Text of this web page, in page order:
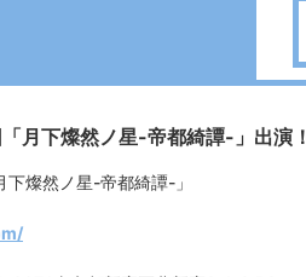
月下燦然ノ星-帝都綺譚-」出演！
下燦然ノ星-帝都綺譚-」